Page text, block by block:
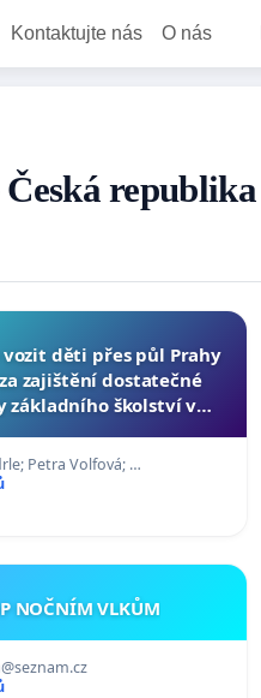
Kontaktujte nás O nás
republika
vozit děti přes půl Prahy
zajištění dostatečné
základního školství v
Petra Volfová; …
NOČNÍM VLKŮM